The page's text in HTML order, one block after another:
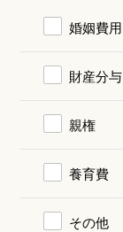
婚姻費用
財産分与
親権
養育費
その他